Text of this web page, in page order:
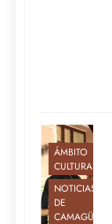
ÁMBITO
CULTURAL
NOTICIAS
DE
CAMAGÜEY